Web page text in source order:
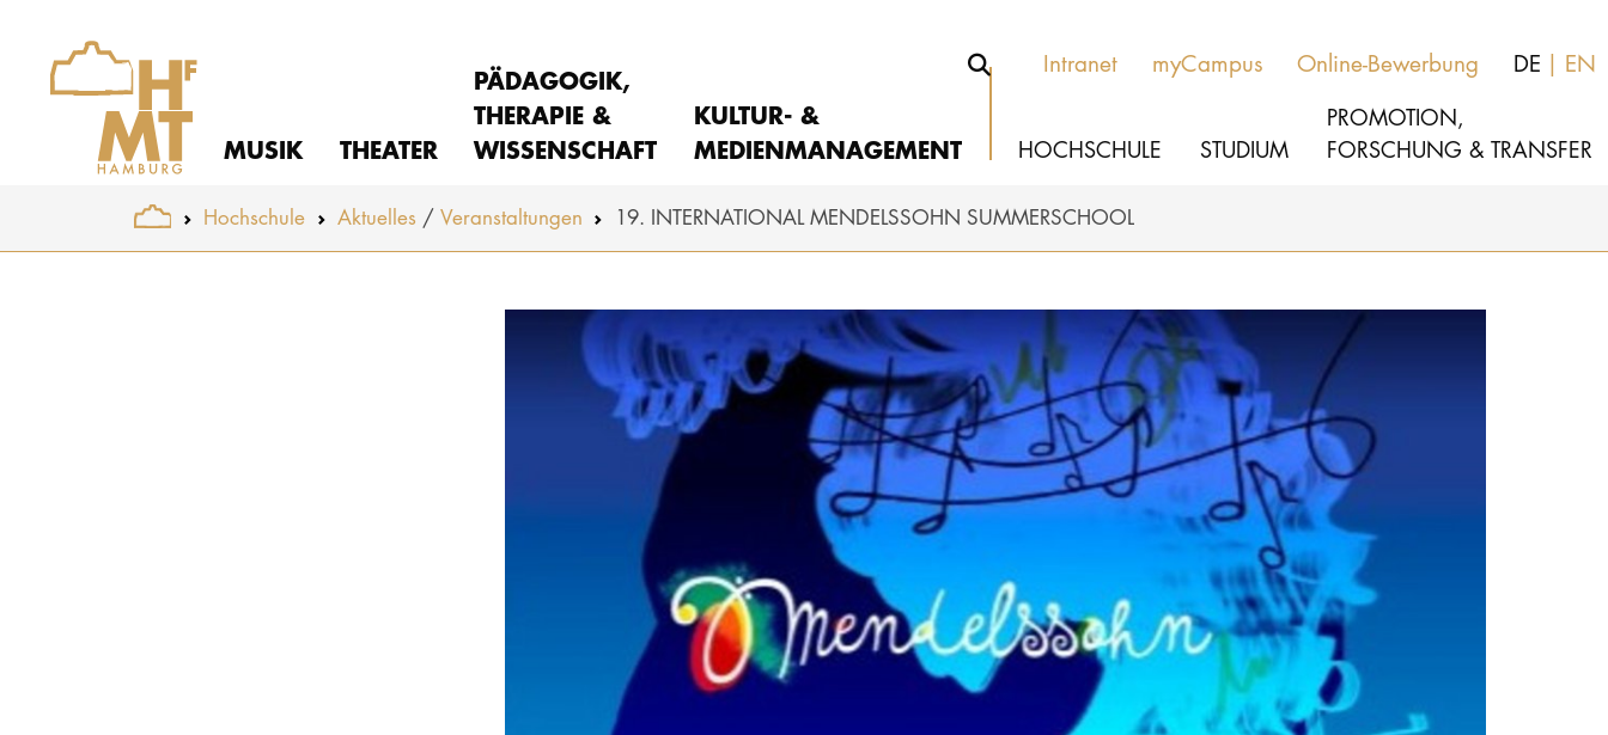
Intranet myCampus Online-Bewerbung DE EN
MUSIK THEATER
PÄDAGOGIK,
THERAPIE &
WISSENSCHAFT
KULTUR- &
MEDIENMANAGEMENT
HOCHSCHULE STUDIUM
PROMOTION,
FORSCHUNG & TRANSFER
You are here:Hochschule Aktuelles Veranstaltungen 19. INTERNATIONAL MENDELSSOHN SUMMERSCHOOL
THEATER
PÄDAGOGIK, THERAPIE &
KULTUR- & MEDIENMANAGEMENT
HOCHSCHULE
STUDIUM
PROMOTION, FORSCHUNG & TRANSFER
Intranet
Über uns
Organisation
Service
Netzwerk